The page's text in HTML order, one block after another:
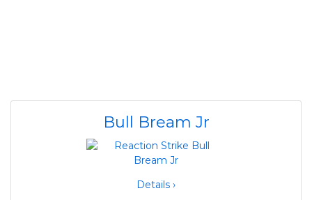
Bull Bream Jr
Details ›